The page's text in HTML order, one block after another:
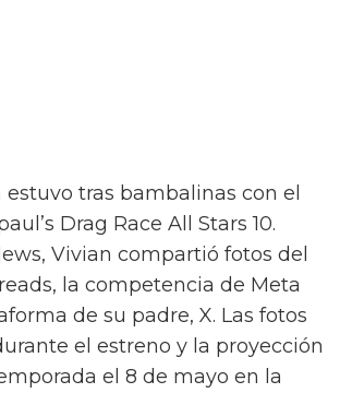
tras bambalinas con el
Drag Race All Stars 10.
Vivian compartió fotos del
la competencia de Meta
de su padre, X. Las fotos
el estreno y la proyección
el 8 de mayo en la